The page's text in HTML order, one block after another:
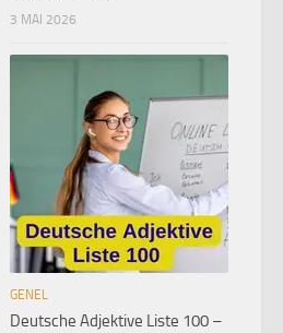
3 MAI 2026
GENEL
Deutsche Adjektive Liste 100 –